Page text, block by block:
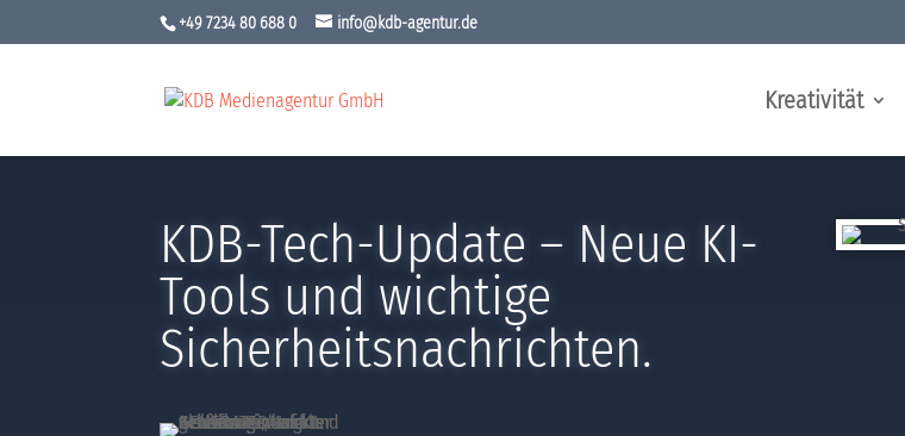
+49 7234 80 688 0 info@kdb-agentur.de
Kreativität
KDB-Tech-Update – Neue KI-
Tools und wichtige
Sicherheitsnachrichten.